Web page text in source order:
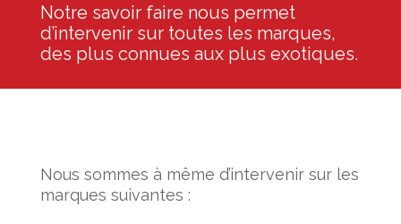
Notre savoir faire nous permet
d’intervenir sur toutes les marques,
des plus connues aux plus exotiques.
Nous sommes à même d’intervenir sur les
marques suivantes :